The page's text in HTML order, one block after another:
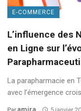
E-COMMERCE
L’influence des
en Ligne sur
La parapharmacie en
avec l’émergence